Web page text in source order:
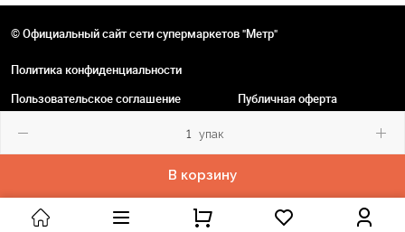
упак
В корзину
© Официальный сайт сети супермаркетов "Метр"
Политика конфиденциальности
Пользовательское соглашение
Публичная оферта